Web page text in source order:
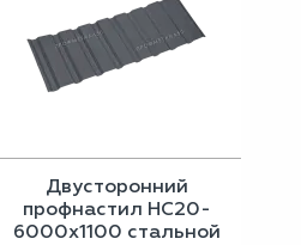
Двусторонний
профнастил НС20-
6000х1100 стальной